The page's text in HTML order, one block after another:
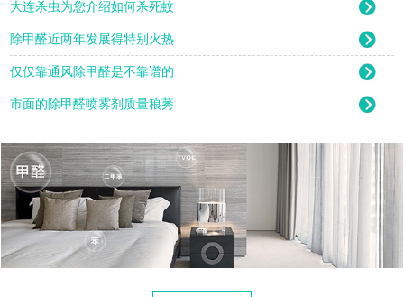
大连杀虫为您介绍如何杀死蚊
除甲醛近两年发展得特别火热
仅仅靠通风除甲醛是不靠谱的
市面的除甲醛喷雾剂质量稂莠